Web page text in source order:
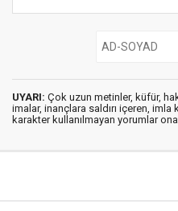
UYARI: Çok uzun metinler, küfür,
imalar, inançlara saldırı içeren, imla
karakter kullanılmayan yorumlar